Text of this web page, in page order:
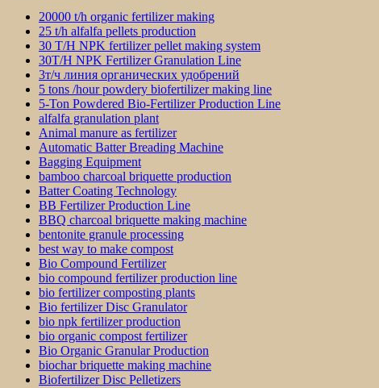
20000 t/h organic fertilizer making
25 t/h alfalfa pellets production
30 T/H NPK fertilizer pellet making system
30T/H NPK Fertilizer Granulation Line
3т/ч линия органических удобрений
5 tons /hour powdery biofertilizer making line
5-Ton Powdered Bio-Fertilizer Production Line
alfalfa granulation plant
Animal manure as fertilizer
Automatic Batter Breading Machine
Bagging Equipment
bamboo charcoal briquette production
Batter Coating Technology
BB Fertilizer Production Line
BBQ charcoal briquette making machine
bentonite granule processing
best way to make compost
Bio Compound Fertilizer
bio compound fertilizer production line
bio fertilizer composting plants
Bio fertilizer Disc Granulator
bio npk fertilizer production
bio organic compost fertilizer
Bio Organic Granular Production
biochar briquette making machine
Biofertilizer Disc Pelletizers